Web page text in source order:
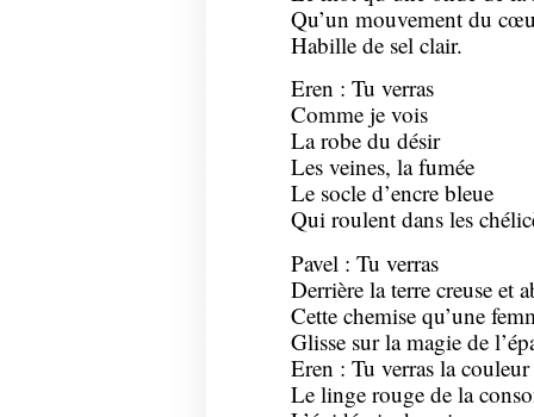
Qu’un mouvement du
Habille de sel clair.
Eren : Tu verras
Comme je vois
La robe du désir
Les veines, la fumée
Le socle d’encre bleue
Qui roulent dans les
Pavel : Tu verras
Derrière la terre creuse et
Cette chemise qu’une
Glisse sur la magie de
Eren : Tu verras la
Le linge rouge de la